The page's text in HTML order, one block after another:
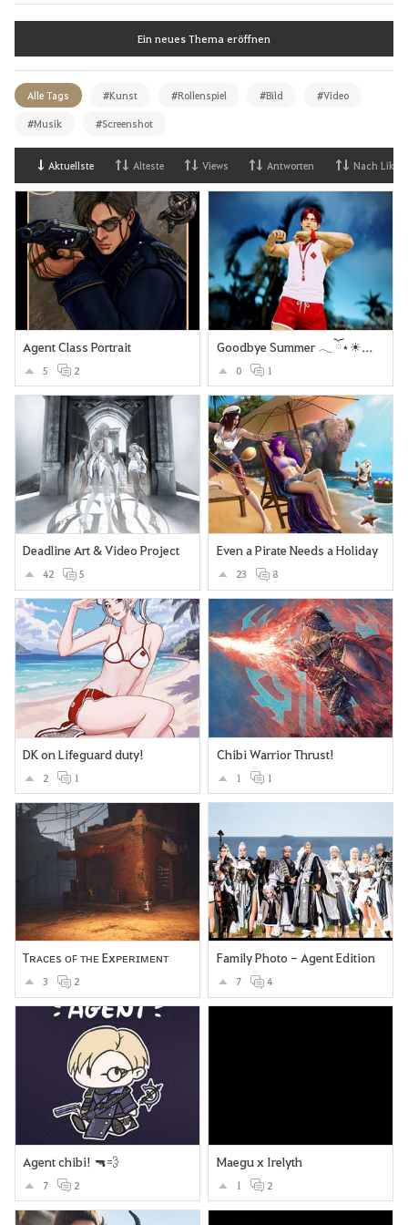
Ein neues Thema eröffnen
Alle Tags #Kunst #Rollenspiel #Bild #Video
#Musik #Screenshot
Aktuellste Alteste Views Antworten Nach Likes
Agent Class Portrait
5 2
Goodbye Summer 𓂃 ོ⋆☀︎𓂃⛱
0 1
Deadline Art & Video Project
42 5
Even a Pirate Needs a Holiday
23 8
DK on Lifeguard duty!
2 1
Chibi Warrior Thrust!
1 1
Tʀᴀᴄᴇs ᴏꜰ ᴛʜᴇ Exᴘᴇʀɪᴍᴇɴᴛ
3 2
Family Photo - Agent Edition
7 4
Agent chibi! 🔫💨
7 2
Maegu x Irelyth
1 2